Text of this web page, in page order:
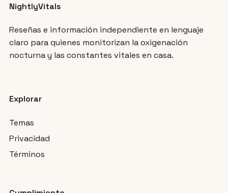
NightlyVitals
Reseñas e información independiente en lenguaje
claro para quienes monitorizan la oxigenación
nocturna y las constantes vitales en casa.
Explorar
Temas
Privacidad
Términos